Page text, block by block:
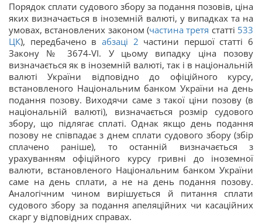
Порядок сплати судового збору за подання позовів, ціна
яких визначається в іноземній валюті, у випадках та на
умовах, встановлених законом (частина третя статті 533
ЦК), передбачено в абзаці 2 частини першої статті 6
Закону № 3674-VI. У цьому випадку ціна позову
визначається як в іноземній валюті, так і в національній
валюті України відповідно до офіційного курсу,
встановленого Національним банком України на день
подання позову. Виходячи саме з такої ціни позову (в
національній валюті), визначається розмір судового
збору, що підлягає сплаті. Однак якщо день подання
позову не співпадає з днем сплати судового збору (збір
сплачено раніше), то останній визначається з
урахуванням офіційного курсу гривні до іноземної
валюти, встановленого Національним банком України
саме на день сплати, а не на день подання позову.
Аналогічним чином вирішується й питання сплати
судового збору за подання апеляційних чи касаційних
скарг у відповідних справах.